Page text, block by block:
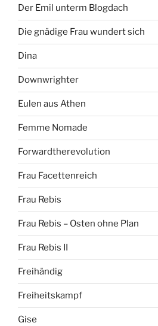
Der Emil unterm Blogdach
Die gnädige Frau wundert sich
Dina
Downwrighter
Eulen aus Athen
Femme Nomade
Forwardtherevolution
Frau Facettenreich
Frau Rebis
Frau Rebis – Osten ohne Plan
Frau Rebis II
Freihändig
Freiheitskampf
Gise